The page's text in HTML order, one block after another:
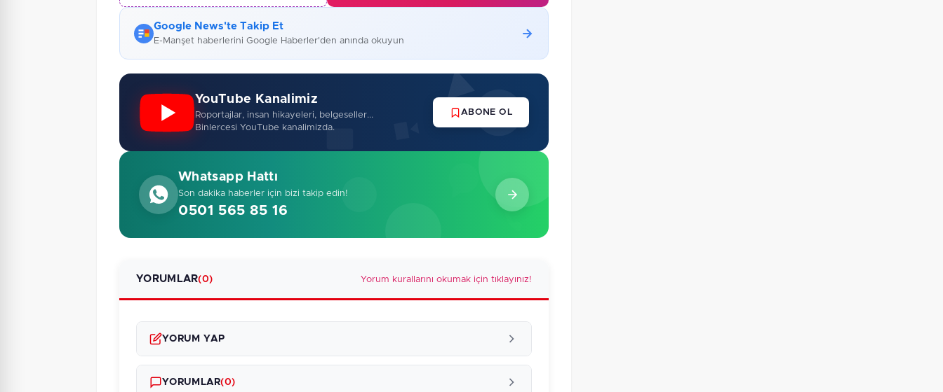
Google News'te Takip Et
E-Manşet haberlerini Google Haberler'den anında okuyun
YouTube Kanalimiz
Roportajlar, insan hikayeleri, belgeseller...
Binlercesi YouTube kanalimizda.
ABONE OL
Whatsapp Hattı
Son dakika haberler için bizi takip edin!
0501 565 85 16
YORUMLAR(0) Yorum kurallarını okumak için tıklayınız!
YORUM YAP
YORUMLAR(0)